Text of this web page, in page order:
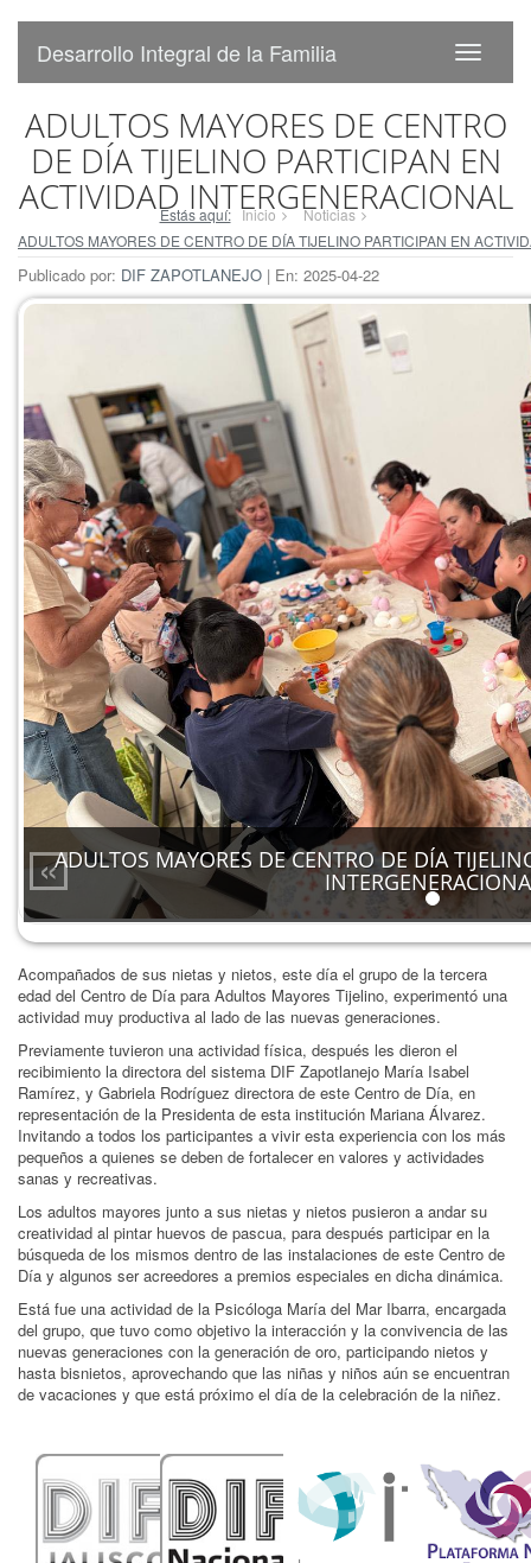
Desarrollo Integral de la Familia
ADULTOS MAYORES DE CENTRO
DE DÍA TIJELINO PARTICIPAN EN
ACTIVIDAD INTERGENERACIONAL
Estás aquí: Inicio
Noticias
ADULTOS MAYORES DE CENTRO DE DÍA TIJELINO PARTICIPAN EN
Publicado por: DIF ZAPOTLANEJO | En: 2025-04-22
ADULTOS MAYORES DE CENTRO DE DÍA
«
Acompañados de sus nietas y nietos, este día el grupo de la tercera
edad del Centro de Día para Adultos Mayores Tijelino, experimentó una
actividad muy productiva al lado de las nuevas generaciones.
Previamente tuvieron una actividad física, después les dieron el
recibimiento la directora del sistema DIF Zapotlanejo María Isabel
Ramírez, y Gabriela Rodríguez directora de este Centro de Día, en
representación de la Presidenta de esta institución Mariana Álvarez.
Invitando a todos los participantes a vivir esta experiencia con los más
pequeños a quienes se deben de fortalecer en valores y actividades
sanas y recreativas.
Los adultos mayores junto a sus nietas y nietos pusieron a andar su
creatividad al pintar huevos de pascua, para después participar en la
búsqueda de los mismos dentro de las instalaciones de este Centro de
Día y algunos ser acreedores a premios especiales en dicha dinámica.
Está fue una actividad de la Psicóloga María del Mar Ibarra, encargada
del grupo, que tuvo como objetivo la interacción y la convivencia de las
nuevas generaciones con la generación de oro, participando nietos y
hasta bisnietos, aprovechando que las niñas y niños aún se encuentran
de vacaciones y que está próximo el día de la celebración de la niñez.